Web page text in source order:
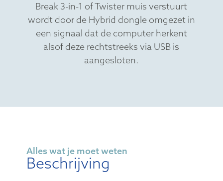
Break 3-in-1 of Twister muis verstuurt
wordt door de Hybrid dongle omgezet in
een signaal dat de computer herkent
alsof deze rechtstreeks via USB is
aangesloten.
Alles wat je moet weten
Beschrijving